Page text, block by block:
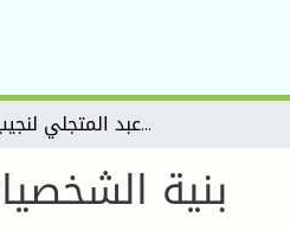
بنیة الشخصیات في روایة ام أ رة عبد المتجلي لنجیب الكیلاني
بنیة